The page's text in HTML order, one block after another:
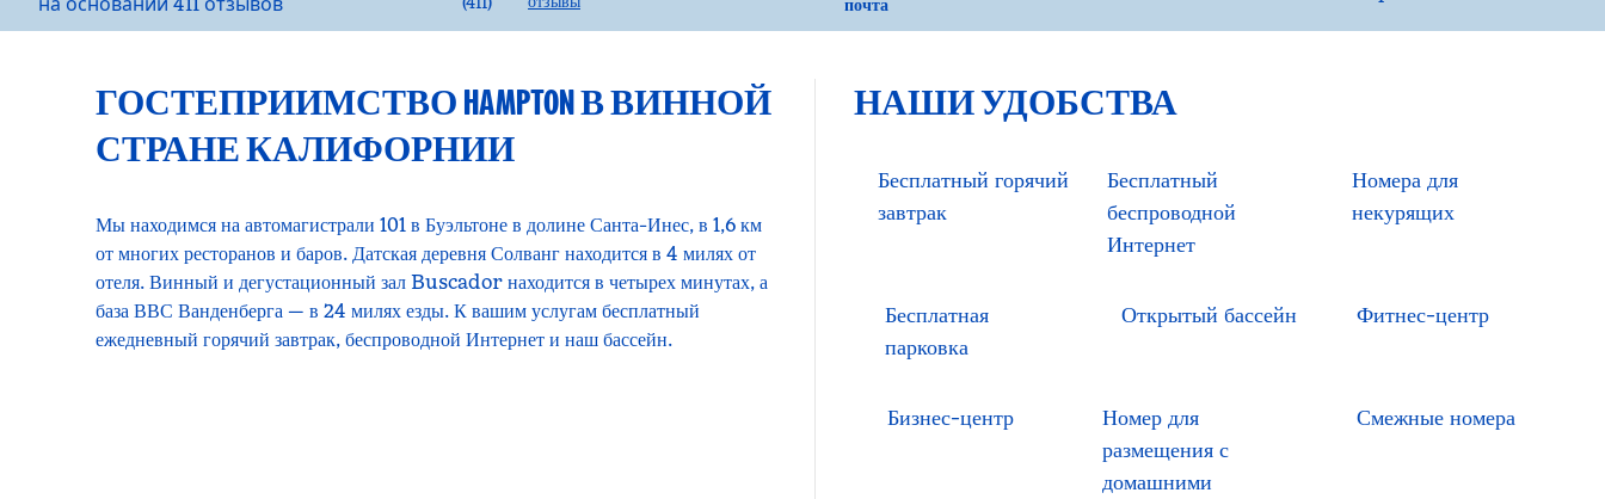
ГОСТЕПРИИМСТВО HAMPTON В ВИННОЙ
СТРАНЕ КАЛИФОРНИИ
Мы находимся на автомагистрали 101 в Буэльтоне в долине Санта-Инес, в 1,6 км
от многих ресторанов и баров. Датская деревня Солванг находится в 4 милях от
отеля. Винный и дегустационный зал Buscador находится в четырех минутах, а
база ВВС Ванденберга — в 24 милях езды. К вашим услугам бесплатный
ежедневный горячий завтрак, беспроводной Интернет и наш бассейн.
НАШИ УДОБСТВА
Бесплатный горячий
завтрак
Бесплатный
беспроводной
Интернет
Номера для
некурящих
Бесплатная
парковка
Открытый бассейн Фитнес-центр
Бизнес-центр
Номер для
размещения с
домашними
Смежные номера